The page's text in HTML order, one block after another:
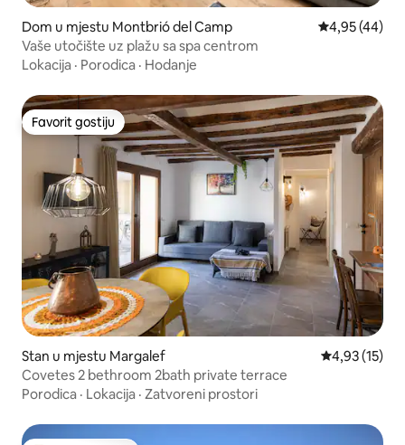
Dom u mjestu Montbrió del Camp Prosječna
4,95 (44)
Vaše utočište uz plažu sa spa centrom
Lokacija · Porodica · Hodanje
Favorit gostiju
Favorit gostiju
Stan u mjestu Margalef Prosječna
4,93 (15)
Covetes 2 bethroom 2bath private terrace
Porodica · Lokacija · Zatvoreni prostori